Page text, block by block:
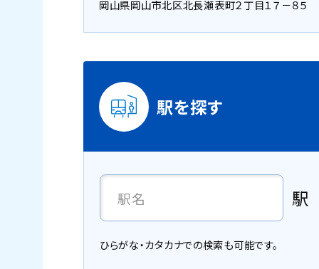
岡山県岡山市北区北長瀬表町２丁目１７－８５
駅を探す
駅
ひらがな・カタカナでの検索も可能です。